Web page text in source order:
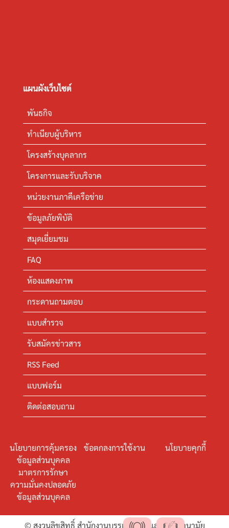
แผนผังเว็บไซต์
พันธกิจ
ทำเนียบผู้บริหาร
โครงสร้างบุคลากร
โครงการและรับบริจาค
หน่วยงานภาคีเครือข่าย
ข้อมูลภัยพิบัติ
สมุดเยี่ยมชม
FAQ
ห้องแสดงภาพ
กระดานถามตอบ
แบบสำรวจ
รับสมัครข่าวสาร
RSS Feed
แบบฟอร์ม
ติดต่อสอบถาม
นโยบายการคุ้มครอง
ข้อมูลส่วนบุคคล
ข้อตกลงการใช้งาน นโยบายคุกกี้
มาตรการรักษา
ความมั่นคงปลอดภัย
ข้อมูลส่วนบุคคล
© สงวนลิขสิทธิ์ สำนักงานบรรเทาทุกข์และประชานามัย